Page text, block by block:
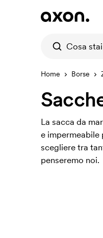
Home Borse
La sacca da
e impermeabile
scegliere tra
penseremo noi.